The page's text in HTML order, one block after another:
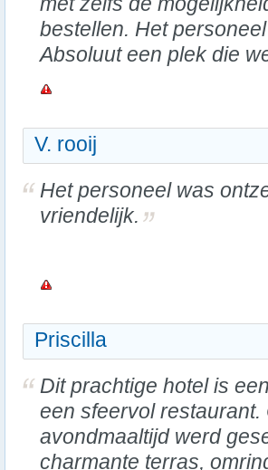
bestellen. Het
Absoluut een plek die
V. rooij
Het personeel was
vriendelijk.
Priscilla
Dit prachtige hotel is
een sfeervol restaurant.
avondmaaltijd werd
charmante terras,